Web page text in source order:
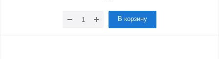
В корзину